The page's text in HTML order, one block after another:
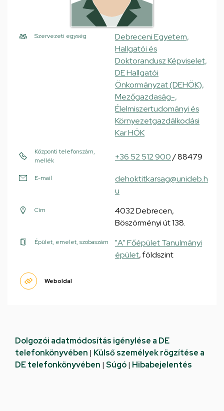
Szervezeti egység
Debreceni Egyetem,
Hallgatói és
Doktorandusz Képviselet,
DE Hallgatói
Önkormányzat (DEHÖK),
Mezőgazdaság-,
Élelmiszertudományi és
Környezetgazdálkodási
Kar HÖK
Központi telefonszám,
mellék
+36 52 512 900/ 88479
E-mail
dehoktitkarsag@unideb.h
u
Cím
4032 Debrecen,
Böszörményi út 138.
Épület, emelet, szobaszám
"A" Főépület Tanulmányi
épület, földszint
Weboldal
Dolgozói adatmódosítás igénylése a DE
telefonkönyvében | Külső személyek rögzítése a
DE telefonkönyvében | Súgó| Hibabejelentés